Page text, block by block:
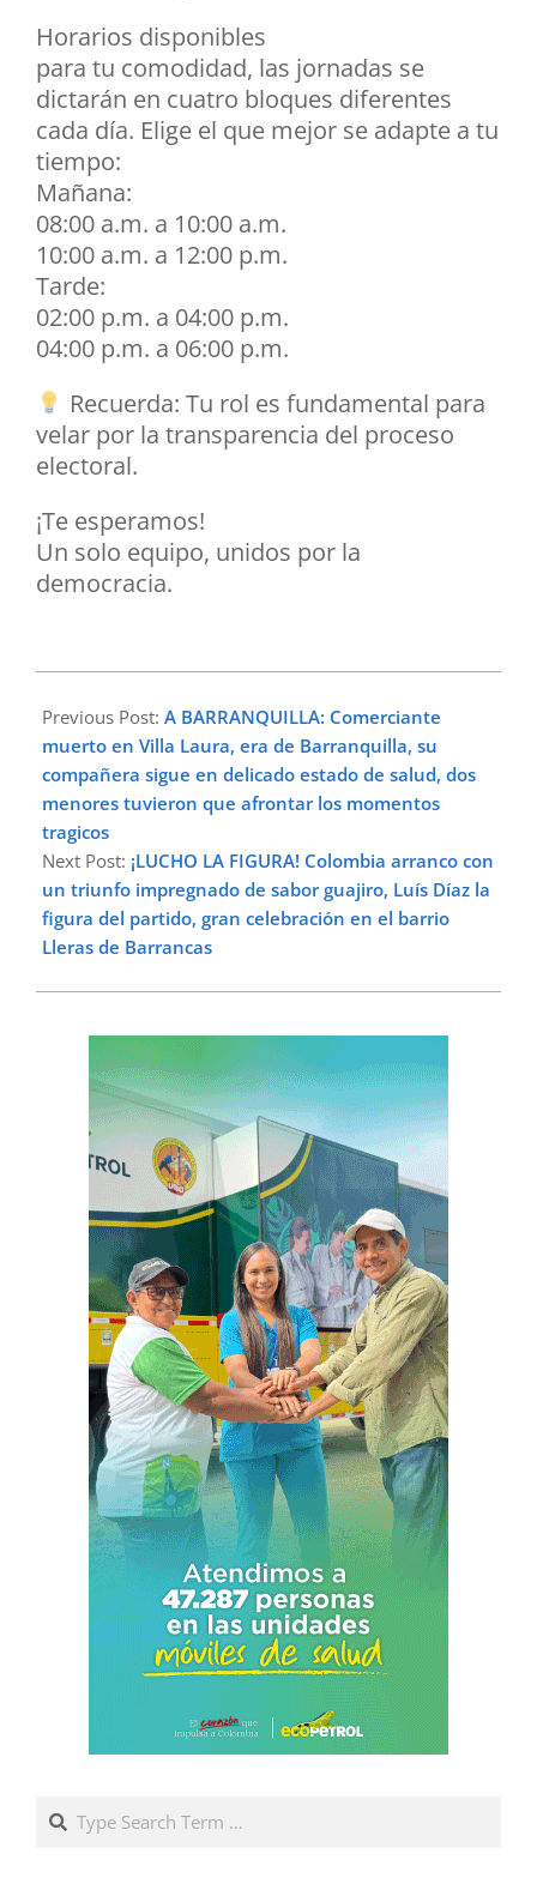
​Horarios disponibles
​para tu comodidad, las jornadas se
dictarán en cuatro bloques diferentes
cada día. Elige el que mejor se adapte a tu
tiempo:
​Mañana:
​08:00 a.m. a 10:00 a.m.
​10:00 a.m. a 12:00 p.m.
​Tarde:
​02:00 p.m. a 04:00 p.m.
​04:00 p.m. a 06:00 p.m.
Recuerda: Tu rol es fundamental para
velar por la transparencia del proceso
electoral.
¡Te esperamos!
Un solo equipo, unidos por la
democracia.
06-
17
Previous Post: A BARRANQUILLA: Comerciante
muerto en Villa Laura, era de Barranquilla, su
compañera sigue en delicado estado de salud, dos
menores tuvieron que afrontar los momentos
tragicos
Next Post: ¡LUCHO LA FIGURA! Colombia arranco con
un triunfo impregnado de sabor guajiro, Luís Díaz la
figura del partido, gran celebración en el barrio
Lleras de Barrancas
Search